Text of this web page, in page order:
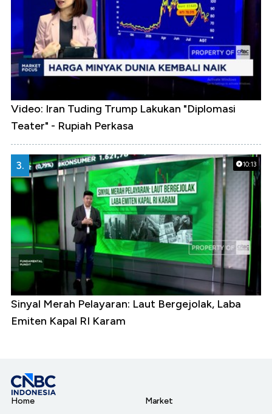
Video: Iran Tuding Trump Lakukan "Diplomasi
Teater" - Rupiah Perkasa
10:13
3.
Sinyal Merah Pelayaran: Laut Bergejolak, Laba
Emiten Kapal RI Karam
Home
Market